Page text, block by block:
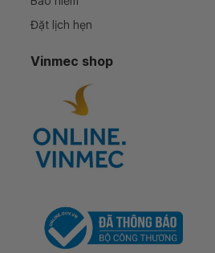
Đặt lịch hẹn
Vinmec shop